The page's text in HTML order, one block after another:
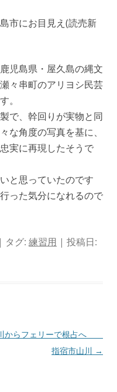
市にお目見え(読売新
児島県・屋久島の縄文
々串町のアリヨシ民芸
。
で、幹回りが実物と同
な角度の写真を基に、
実に再現したそうで
と思っていたのです
った気分になれるので
| タグ: 練習用 | 投稿日:
からフェリーで根占へ
指宿市山川 →